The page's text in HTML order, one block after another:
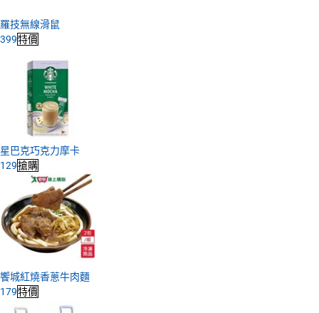
羅技無線滑鼠
399特價
星巴克巧克力摩卡
129搶購
饗城紅燒香蔥牛肉麵
179特價